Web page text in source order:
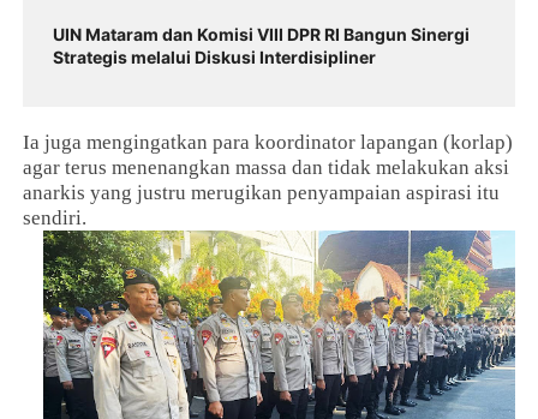
UIN Mataram dan Komisi VIII DPR RI Bangun Sinergi
Strategis melalui Diskusi Interdisipliner
Ia juga mengingatkan para koordinator lapangan (korlap)
agar terus menenangkan massa dan tidak melakukan aksi
anarkis yang justru merugikan penyampaian aspirasi itu
sendiri.